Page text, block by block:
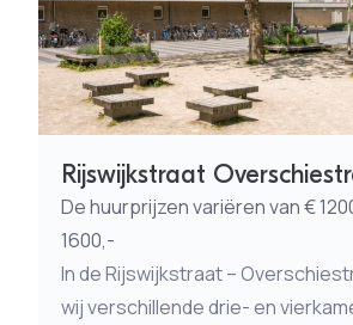
Rijswijkstraat
De huurprijzen variëren van €
1600,-
In de Rijswijkstraat –
wij verschillende drie- en